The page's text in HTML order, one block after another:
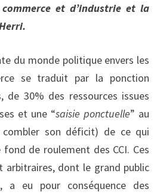
et d’industrie et la
du monde politique envers les
se traduit par la ponction
de 30% des ressources issues
et une “saisie ponctuelle” au
son déficit) de ce qui
de roulement des CCI. Ces
arbitraires, dont le grand public
eu pour conséquence des